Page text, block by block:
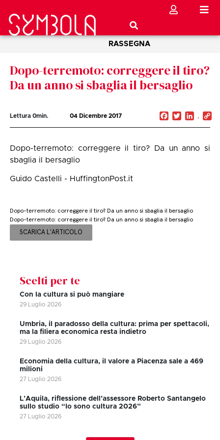
RASSEGNA
Dopo-terremoto: correggere il tiro?
Da un anno si sbaglia il bersaglio
Lettura 0min. 04 Dicembre 2017 Facebook
Twitter
Dopo-terremoto: correggere il tiro? Da un anno si
sbaglia il bersaglio
Guido Castelli - HuffingtonPost.it
Dopo-terremoto: correggere il tiro? Da un anno si sbaglia il bersaglio
Dopo-terremoto: correggere il tiro? Da un anno si sbaglia il bersaglio
SCARICA L'ARTICOLO
Scelti per te
Con la cultura si può mangiare
29 Luglio 2026
Umbria, il paradosso della cultura: prima per spettacoli,
ma la filiera economica resta indietro
29 Luglio 2026
Economia della cultura, il valore a Piacenza sale a 469
milioni
27 Luglio 2026
L’Aquila, riflessione dell’assessore Roberto Santangelo
sullo studio “Io sono cultura 2026”
27 Luglio 2026